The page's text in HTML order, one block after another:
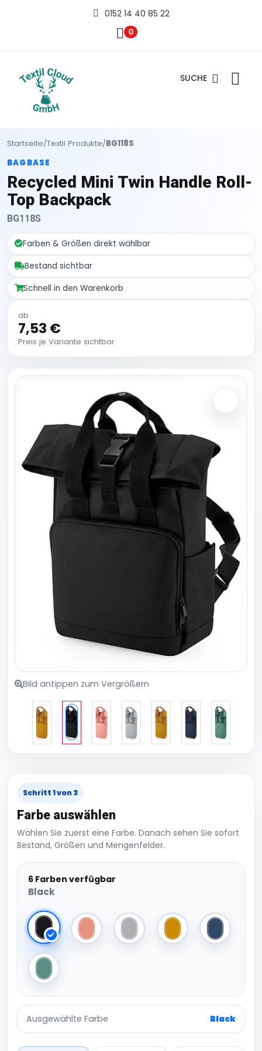
0152 14 40 85 22
0
SUCHE
Startseite/Textil Produkte/BG118S
BAGBASE
Recycled Mini Twin Handle Roll-
Top Backpack
BG118S
Farben & Größen direkt wählbar
Bestand sichtbar
Schnell in den Warenkorb
ab
7,53 €
Preis je Variante sichtbar
Bild antippen zum Vergrößern
Schritt 1 von 3
Farbe auswählen
Wählen Sie zuerst eine Farbe. Danach sehen Sie sofort
Bestand, Größen und Mengenfelder.
6 Farben verfügbar
Black
Black Blush Pink Light Grey Mustard Navy Dusk
Sage Green
Ausgewählte Farbe Black